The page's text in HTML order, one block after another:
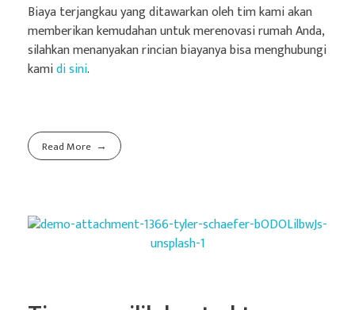
Biaya terjangkau yang ditawarkan oleh tim kami akan
memberikan kemudahan untuk merenovasi rumah Anda,
silahkan menanyakan rincian biayanya bisa menghubungi
kamidi sini.
Read More